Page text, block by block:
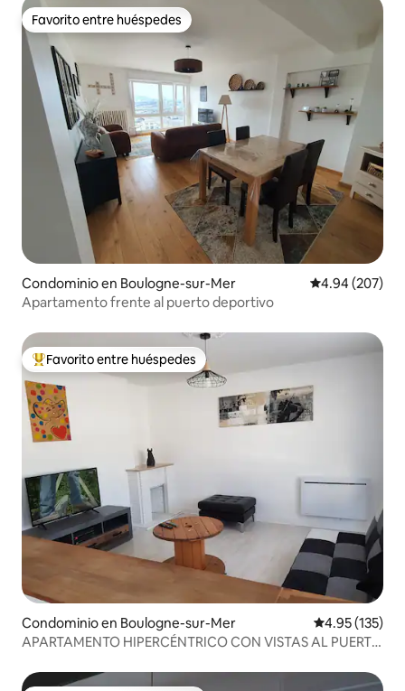
Favorito entre huéspedes
Favorito entre huéspedes
Condominio en Boulogne-sur-Mer Calificación
4.94 (207)
Apartamento frente al puerto deportivo
De los mejores en Favorito entre huéspedes
Favorito entre huéspedes
Condominio en Boulogne-sur-Mer Calificación
4.95 (135)
APARTAMENTO HIPERCÉNTRICO CON VISTAS AL PUERTO